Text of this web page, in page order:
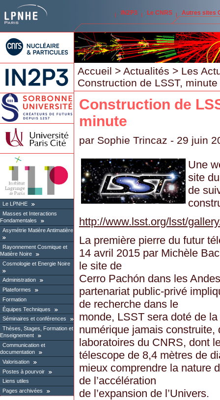
IN2P3 Le CNRS Autres sites
Le LPNHE
Masses et Interactions
Fondamentales
Asymétrie Matière Antimatière
Rayonnement Cosmique et
Matière Noire
Cosmologie et Energie Noire
Administration
Plateformes
Formation
Équipes Techniques
Séminaires et conférences
Thèses, Stages, Formation et
Enseignement
Communication et
documentation
Valorisation
Postes à pourvoir
Liens utiles
Pages archivées
Accueil > Actualités > Les
Construction de LSST,
Construction de
minute
par Sophie Trincaz - 29 juin
Une
site
de
http://www.lsst.org/lsst/
La première pierre du futur
14 avril 2015 par Michèle
le site de
Cerro Pachón dans les
partenariat public-privé
de recherche dans le
monde, LSST sera doté de
numérique jamais
laboratoires du CNRS, dont
télescope de 8,4 mètres de
mieux comprendre la nature
de l’accélération
de l’expansion de l’Univers.